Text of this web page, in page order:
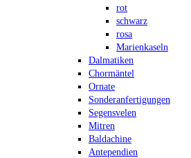
rot
schwarz
rosa
Marienkaseln
Dalmatiken
Chormäntel
Ornate
Sonderanfertigungen
Segensvelen
Mitren
Baldachine
Antependien